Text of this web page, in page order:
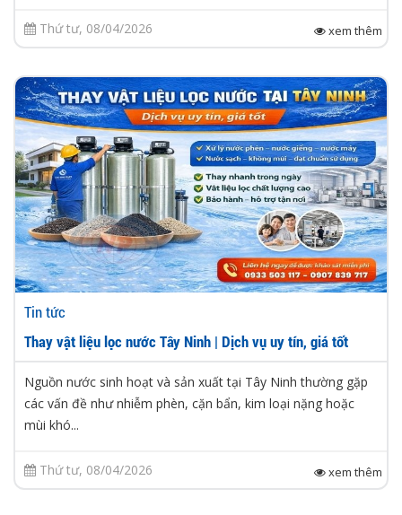
Thứ tư, 08/04/2026 xem thêm
Tin tức
Thay vật liệu lọc nước Tây Ninh | Dịch vụ uy tín, giá tốt
Nguồn nước sinh hoạt và sản xuất tại Tây Ninh thường gặp
các vấn đề như nhiễm phèn, cặn bẩn, kim loại nặng hoặc
mùi khó...
Thứ tư, 08/04/2026 xem thêm